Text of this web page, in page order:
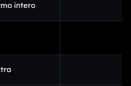
intero